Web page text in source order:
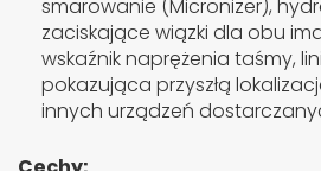
smarowanie (Micronizer),
zaciskające wiązki dla obu
wskaźnik naprężenia taśmy,
pokazująca przyszłą
innych urządzeń